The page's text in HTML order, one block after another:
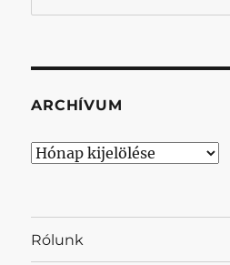
ARCHÍVUM
Archívum
Rólunk